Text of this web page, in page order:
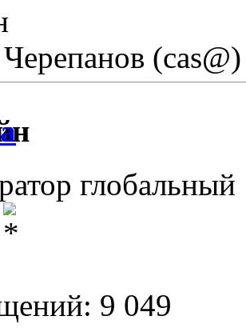
(cas@)
глобальный
9 049